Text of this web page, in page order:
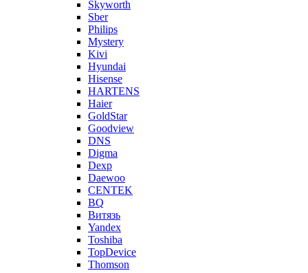
Skyworth
Sber
Philips
Mystery
Kivi
Hyundai
Hisense
HARTENS
Haier
GoldStar
Goodview
DNS
Digma
Dexp
Daewoo
CENTEK
BQ
Витязь
Yandex
Toshiba
TopDevice
Thomson